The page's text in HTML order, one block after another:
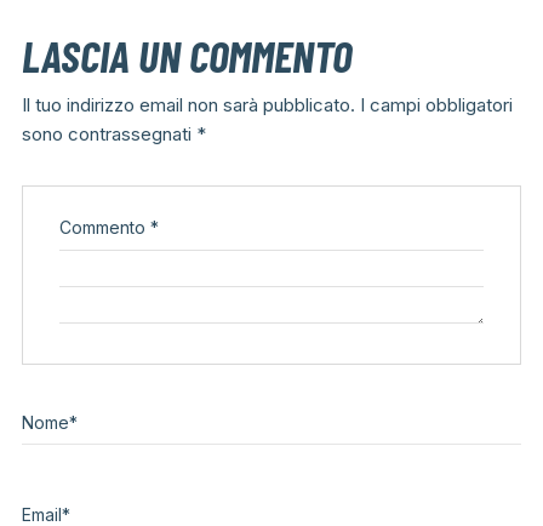
LASCIA UN COMMENTO
Il tuo indirizzo email non sarà pubblicato. I campi obbligatori
sono contrassegnati *
Commento *
Nome*
Email*